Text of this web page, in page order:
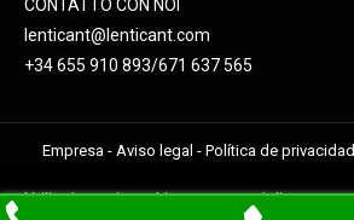
CONTATTO CON NOI
lenticant@lenticant.com
+34 655 910 893/671 637 565
Empresa- Aviso legal - Política de privacidad
Utilizziamo i cookie per una migliore